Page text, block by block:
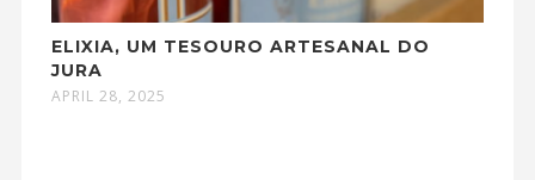
ELIXIA, UM TESOURO ARTESANAL DO
JURA
APRIL 28, 2025